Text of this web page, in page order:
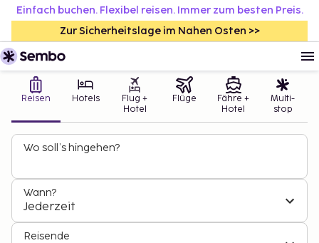
Einfach buchen. Flexibel reisen. Immer zum besten Preis.
Zur Sicherheitslage im Nahen Osten >>
Reisen Hotels
Flug +
Hotel
Flüge
Fähre +
Hotel
Multi-
stop
Wo soll’s hingehen?
Wann?
Jederzeit
Reisende